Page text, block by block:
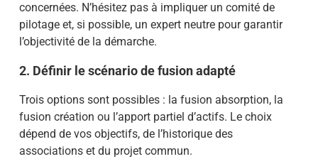
concernées. N’hésitez pas à impliquer un comité de
pilotage et, si possible, un expert neutre pour garantir
l’objectivité de la démarche.
2. Définir le scénario de fusion adapté
Trois options sont possibles : la fusion absorption, la
fusion création ou l’apport partiel d’actifs. Le choix
dépend de vos objectifs, de l’historique des
associations et du projet commun.